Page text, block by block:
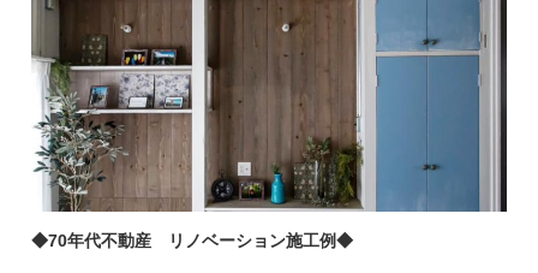
◆70年代不動産 リノベーション施工例◆